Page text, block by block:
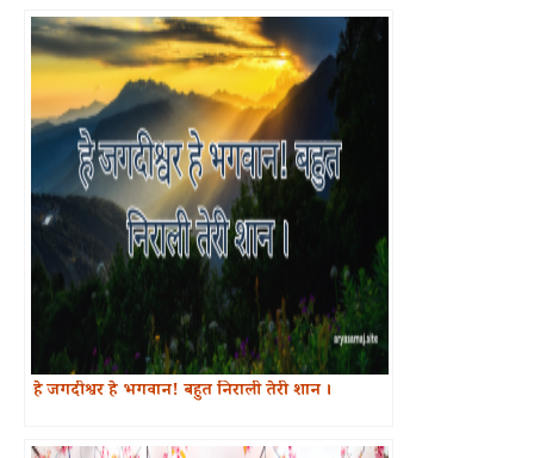
हे जगदीश्वर हे भगवान! बहुत निराली तेरी शान ।